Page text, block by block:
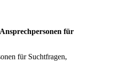
für
für Suchtfragen,